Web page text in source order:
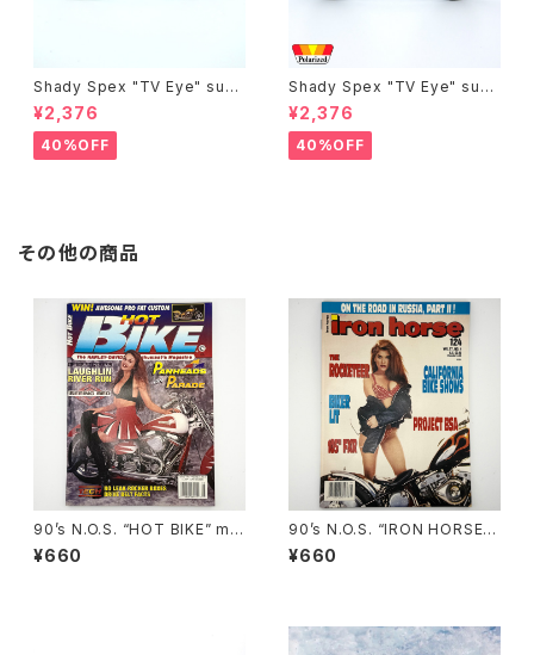
Shady Spex "TV Eye" sung
lasses, Silver w/Rose Grad
ient lenses
¥2,376
40%OFF
Shady Spex "TV Eye" sung
lasses, Black w/Polarized
Grey lenses
¥2,376
40%OFF
その他の商品
90’s N.O.S. “HOT BIKE” ma
gazine #27-08(Aug.’95 iss
ue)
¥660
90’s N.O.S. “IRON HORSE”
magazine #124(Apr.’93 iss
ue)
¥660